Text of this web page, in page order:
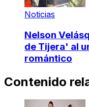
Noticias
Nelson
de Tijera' al
romántico
Contenido